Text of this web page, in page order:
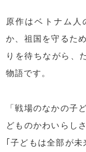
原作はベトナム
か、祖国を守るた
りを待ちながら、
物語です。
「戦場のなかの子
どものかわいらし
｢子どもは全部が